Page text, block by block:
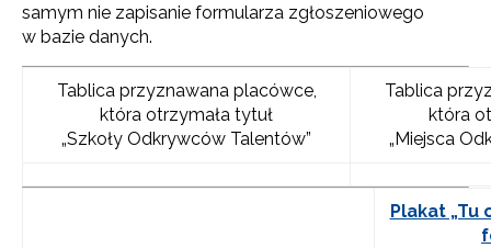
samym nie zapisanie formularza zgłoszeniowego
w bazie danych.
Tablica przyznawana placówce,
która otrzymała tytuł
„Szkoły Odkrywców Talentów”
Tablica
która
„Miejsca
Plakat „Tu